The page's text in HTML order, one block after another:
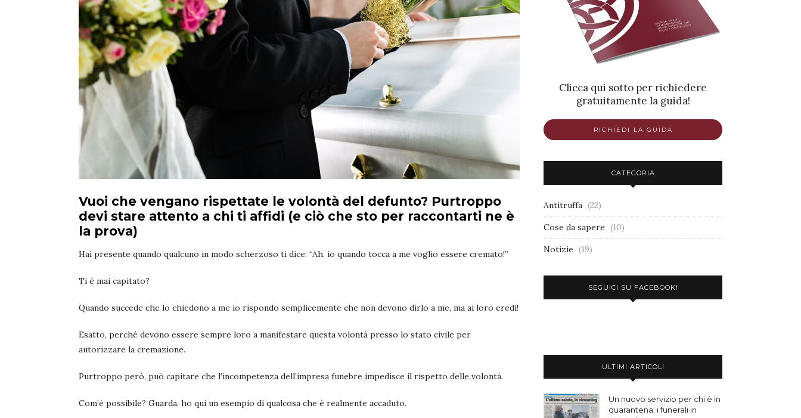
Vuoi che vengano rispettate le volontà del defunto? Purtroppo
devi stare attento a chi ti affidi (e ciò che sto per raccontarti ne è
la prova)
Hai presente quando qualcuno in modo scherzoso ti dice: “Ah, io quando tocca a me voglio essere cremato!”
Ti è mai capitato?
Quando succede che lo chiedono a me io rispondo semplicemente che non devono dirlo a me, ma ai loro eredi!
Esatto, perché devono essere sempre loro a manifestare questa volontà presso lo stato civile per
autorizzare la cremazione.
Purtroppo però, può capitare che l’incompetenza dell’impresa funebre impedisce il rispetto delle volontà.
Com’è possibile? Guarda, ho qui un esempio di qualcosa che è realmente accaduto.
Clicca qui sotto per richiedere
gratuitamente la guida!
RICHIEDI LA GUIDA
CATEGORIA
Antitruffa (22)
Cose da sapere (10)
Notizie (19)
SEGUICI SU FACEBOOK!
ULTIMI ARTICOLI
Un nuovo servizio per chi è in
quarantena: i funerali in